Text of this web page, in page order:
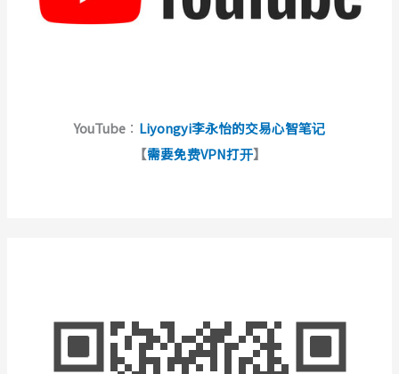
YouTube ： Liyongyi李永怡的交易心智笔记
【需要免费VPN打开】